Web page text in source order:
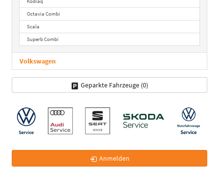
Octavia Combi
Scala
Superb Combi
Volkswagen
Geparkte Fahrzeuge (0)
Anmelden